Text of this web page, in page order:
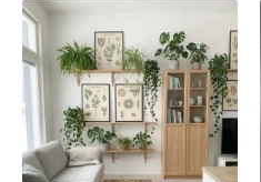
vaihtoehtoja,
jotka
voidaan
valita
tuotteen
sivulla